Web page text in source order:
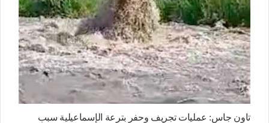
تاون جاس: عمليات تجريف وحفر بترعة الإسماعيلية سبب